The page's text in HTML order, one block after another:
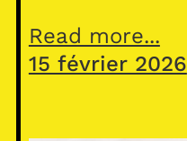
Read more...
15 février 2026